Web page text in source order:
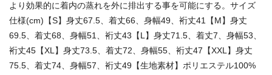
より効果的に着内の蒸れを外に排出する事を可能にする。サイズ
仕様(cm)【S】身丈67.5、着丈66、身幅49、裄丈41【M】身丈
69.5、着丈68、身幅51、裄丈43【L】身丈71.5、着丈7、身幅53、
裄丈45【XL】身丈73.5、着丈72、身幅55、裄丈47【XXL】身丈
75.5、着丈74、身幅57、裄丈49【生地素材】ポリエステル100%